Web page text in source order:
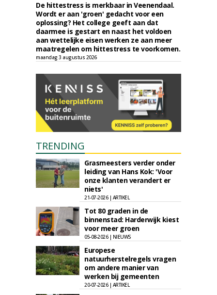
De hittestress is merkbaar in Veenendaal.
Wordt er aan 'groen' gedacht voor een
oplossing? Het college geeft aan dat
daarmee is gestart en naast het voldoen
aan wettelijke eisen werken ze aan meer
maatregelen om hittestress te voorkomen.
maandag 3 augustus 2026
TRENDING
Grasmeesters verder onder
leiding van Hans Kok: 'Voor
onze klanten verandert er
niets'
21-07-2026 | ARTIKEL
Tot 80 graden in de
binnenstad: Harderwijk kiest
voor meer groen
05-08-2026 | NIEUWS
Europese
natuurherstelregels vragen
om andere manier van
werken bij gemeenten
20-07-2026 | ARTIKEL